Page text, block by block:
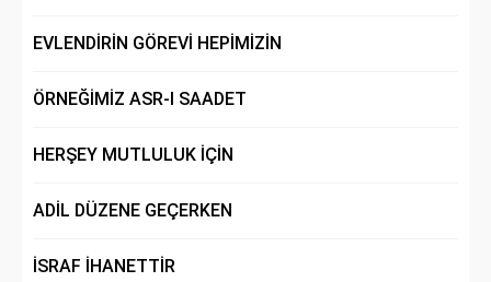
EVLENDİRİN GÖREVİ HEPİMİZİN
ÖRNEĞİMİZ ASR-I SAADET
HERŞEY MUTLULUK İÇİN
ADİL DÜZENE GEÇERKEN
İSRAF İHANETTİR